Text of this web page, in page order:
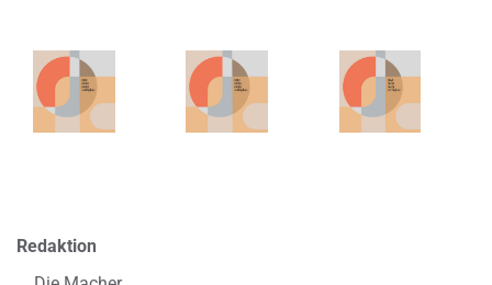
Redaktion